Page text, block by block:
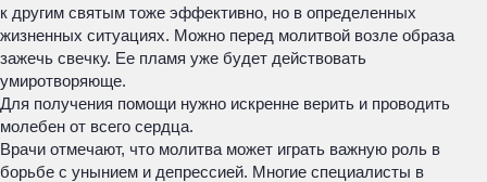
к другим святым тоже эффективно, но в определенных
жизненных ситуациях. Можно перед молитвой возле образа
зажечь свечку. Ее пламя уже будет действовать
умиротворяюще.
Для получения помощи нужно искренне верить и проводить
молебен от всего сердца.
Врачи отмечают, что молитва может играть важную роль в
борьбе с унынием и депрессией. Многие специалисты в